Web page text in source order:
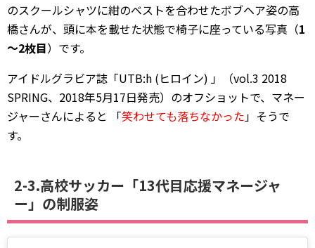
のスクールシャツに紺のベストを合わせたボブヘア姿の高
橋さんが、頭に本を載せた状態で椅子に座っている写真（1
～2枚目）です。
アイドルグラビア誌「UTB:h (ヒロイン) 」（vol.3 2018
SPRING、2018年5月17日発売）のオフショットで、マネー
ジャーさんによると 「笑わせても落ちなかった」そうで
す。
2-3.高校サッカー「13代目応援マネージャ
ー」の制服姿